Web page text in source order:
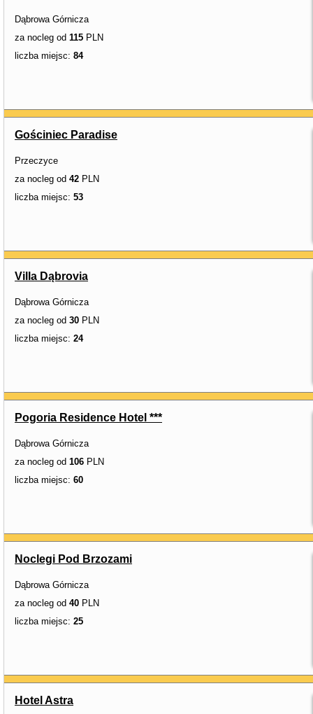
Dąbrowa Górnicza
za nocleg od 115 PLN
liczba miejsc: 84
Gościniec Paradise
Przeczyce
za nocleg od 42 PLN
liczba miejsc: 53
Villa Dąbrovia
Dąbrowa Górnicza
za nocleg od 30 PLN
liczba miejsc: 24
Pogoria Residence Hotel ***
Dąbrowa Górnicza
za nocleg od 106 PLN
liczba miejsc: 60
Noclegi Pod Brzozami
Dąbrowa Górnicza
za nocleg od 40 PLN
liczba miejsc: 25
Hotel Astra